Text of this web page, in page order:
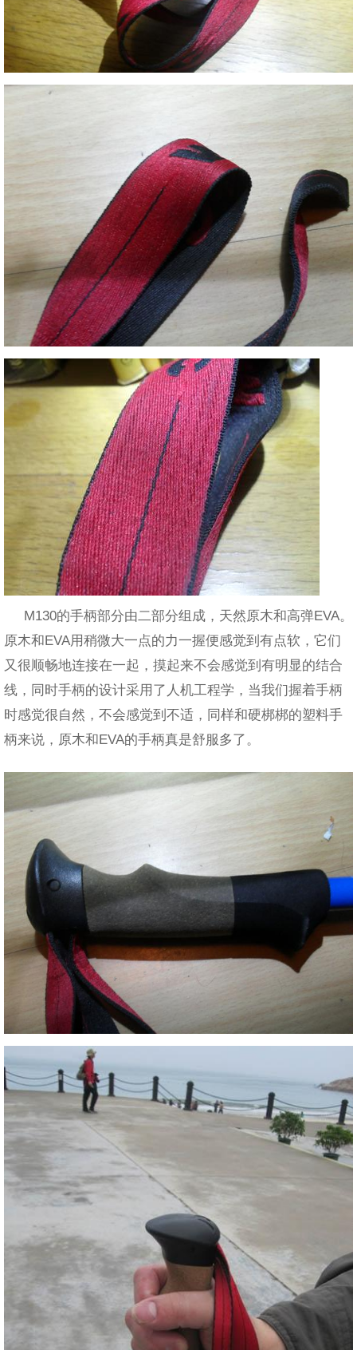
M130的手柄部分由二部分组成，天然原木和高弹EVA。
原木和EVA用稍微大一点的力一握便感觉到有点软，它们
又很顺畅地连接在一起，摸起来不会感觉到有明显的结合
线，同时手柄的设计采用了人机工程学，当我们握着手柄
时感觉很自然，不会感觉到不适，同样和硬梆梆的塑料手
柄来说，原木和EVA的手柄真是舒服多了。